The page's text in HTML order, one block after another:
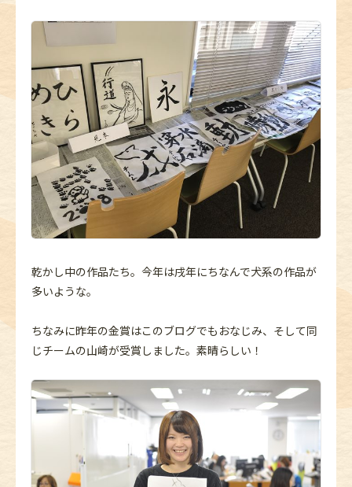
乾かし中の作品たち。今年は戌年にちなんで犬系の作品が
多いような。
ちなみに昨年の金賞はこのブログでもおなじみ、そして同
じチームの山崎が受賞しました。素晴らしい！